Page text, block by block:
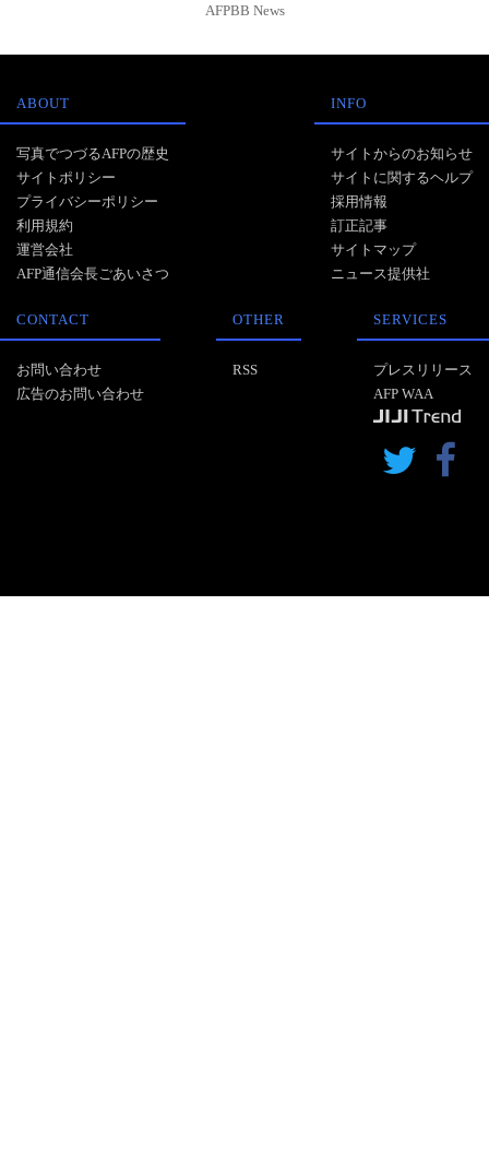
AFPBB News
ABOUT
写真でつづるAFPの歴史
サイトポリシー
プライバシーポリシー
利用規約
運営会社
AFP通信会長ごあいさつ
INFO
サイトからのお知らせ
サイトに関するヘルプ
採用情報
訂正記事
サイトマップ
ニュース提供社
CONTACT
お問い合わせ
広告のお問い合わせ
OTHER
RSS
SERVICES
プレスリリース
AFP WAA